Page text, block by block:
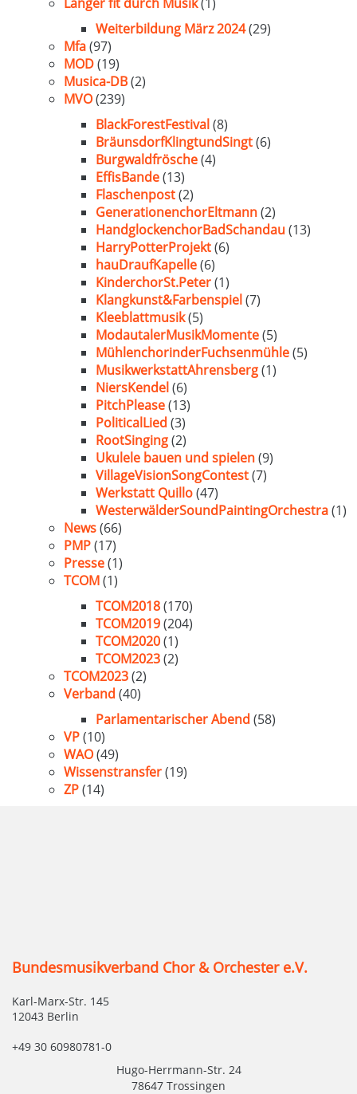
Weiterbildung März 2024(29)
Mfa(97)
MOD(19)
Musica-DB(2)
MVO(239)
BlackForestFestival(8)
BräunsdorfKlingtundSingt(6)
Burgwaldfrösche(4)
EffisBande(13)
Flaschenpost(2)
GenerationenchorEltmann(2)
HandglockenchorBadSchandau(13)
HarryPotterProjekt(6)
hauDraufKapelle(6)
KinderchorSt.Peter(1)
Klangkunst&Farbenspiel(7)
Kleeblattmusik(5)
ModautalerMusikMomente(5)
MühlenchorinderFuchsenmühle(5)
MusikwerkstattAhrensberg(1)
NiersKendel(6)
PitchPlease(13)
PoliticalLied (3)
RootSinging(2)
Ukulele bauen und spielen(9)
VillageVisionSongContest(7)
Werkstatt Quillo(47)
WesterwälderSoundPaintingOrchestra(1)
News(66)
PMP(17)
Presse(1)
TCOM(1)
TCOM2018(170)
TCOM2019(204)
TCOM2020(1)
TCOM2023(2)
TCOM2023(2)
Verband (40)
Parlamentarischer Abend (58)
VP(10)
WAO(49)
Wissenstransfer(19)
ZP(14)
Bundesmusikverband Chor & Orchester e.V.
Karl-Marx-Str. 145
12043 Berlin
+49 30 60980781-0
Hugo-Herrmann-Str. 24
78647 Trossingen